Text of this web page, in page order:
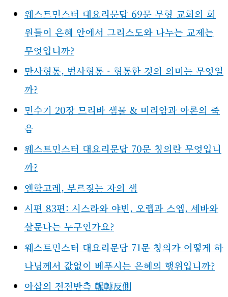
웨스트민스터 대요리문답 69문 무형 교회의 회
원들이 은혜 안에서 그리스도와 나누는 교제는
무엇입니까?
만사형통, 범사형통 - 형통한 것의 의미는 무엇일
까?
민수기 20장 므리바 샘물 & 미리암과 아론의 죽
음
웨스트민스터 대요리문답 70문 칭의란 무엇입니
까?
엔학고레, 부르짖는 자의 샘
시편 83편: 시스라와 야빈, 오렙과 스엡, 세바와
살문나는 누구인가요?
웨스트민스터 대요리문답 71문 칭의가 어떻게 하
나님께서 값없이 베푸시는 은혜의 행위입니까?
아삽의 전전반측 輾轉反側